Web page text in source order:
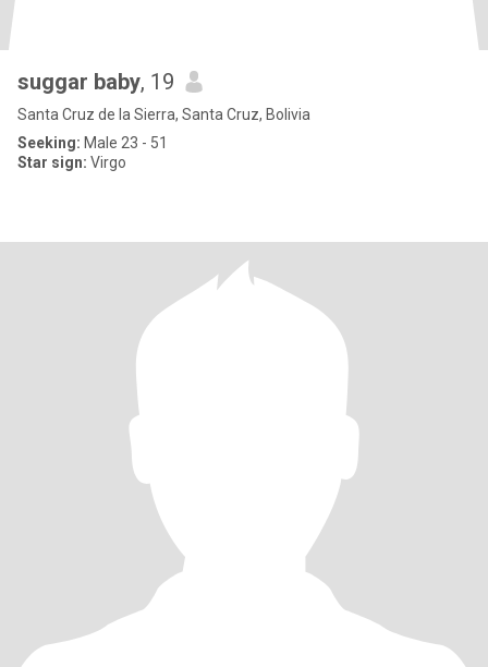
suggar baby, 19
Santa Cruz de la Sierra, Santa Cruz, Bolivia
Seeking: Male 23 - 51
Star sign: Virgo